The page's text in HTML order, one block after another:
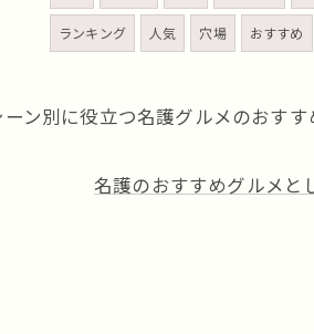
ランキング 人気 穴場 おすすめ
ン別に役立つ名護グルメのおすす
名護のおすすめグルメと